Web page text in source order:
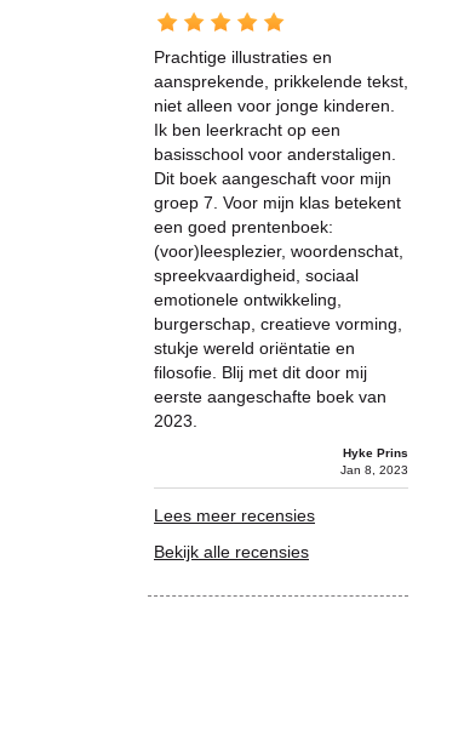
Prachtige illustraties en
aansprekende, prikkelende tekst,
niet alleen voor jonge kinderen.
Ik ben leerkracht op een
basisschool voor anderstaligen.
Dit boek aangeschaft voor mijn
groep 7. Voor mijn klas betekent
een goed prentenboek:
(voor)leesplezier, woordenschat,
spreekvaardigheid, sociaal
emotionele ontwikkeling,
burgerschap, creatieve vorming,
stukje wereld oriëntatie en
filosofie. Blij met dit door mij
eerste aangeschafte boek van
2023.
Hyke Prins
Jan 8, 2023
Lees meer recensies
Bekijk alle recensies